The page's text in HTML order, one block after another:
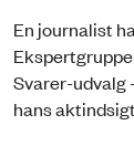
En journalist
Svarer-udvalg
hans